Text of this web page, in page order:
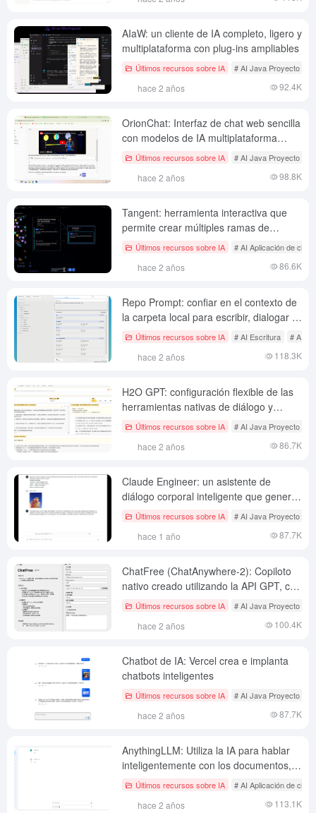
AIaW: un cliente de IA completo, ligero y
multiplataforma con plug-ins ampliables
Últimos recursos sobre IA # AI Java Proyecto de
hace 2 años 92.4K
OrionChat: Interfaz de chat web sencilla
con modelos de IA multiplataforma
integrados (sin implantación)
Últimos recursos sobre IA # AI Java Proyecto de
hace 2 años 98.8K
Tangent: herramienta interactiva que
permite crear múltiples ramas de
diálogo y fusionarlas, compararlas y
Últimos recursos sobre IA # AI Aplicación de chat
hace 2 años 86.6K
Repo Prompt: confiar en el contexto de
la carpeta local para escribir, dialogar y
optimizar el código
Últimos recursos sobre IA # AI Escritura # AI
hace 2 años 118.3K
H2O GPT: configuración flexible de las
herramientas nativas de diálogo y
tratamiento de documentos de IA
Últimos recursos sobre IA # AI Java Proyecto de
hace 2 años 86.7K
Claude Engineer: un asistente de
diálogo corporal inteligente que genera
y gestiona de forma autónoma
herramientas de IA utilizando el modelo
Claude.
Últimos recursos sobre IA # AI Java Proyecto de
hace 1 año 87.7K
ChatFree (ChatAnywhere-2): Copiloto
nativo creado utilizando la API GPT, con
soporte para diálogos complementarios
Últimos recursos sobre IA # AI Java Proyecto de
hace 2 años 100.4K
Chatbot de IA: Vercel crea e implanta
chatbots inteligentes
Últimos recursos sobre IA # AI Java Proyecto de
hace 2 años 87.7K
AnythingLLM: Utiliza la IA para hablar
inteligentemente con los documentos,
personalizar inteligencias múltiples y
localizar completamente al cliente.
Últimos recursos sobre IA # AI Aplicación de chat
hace 2 años 113.1K